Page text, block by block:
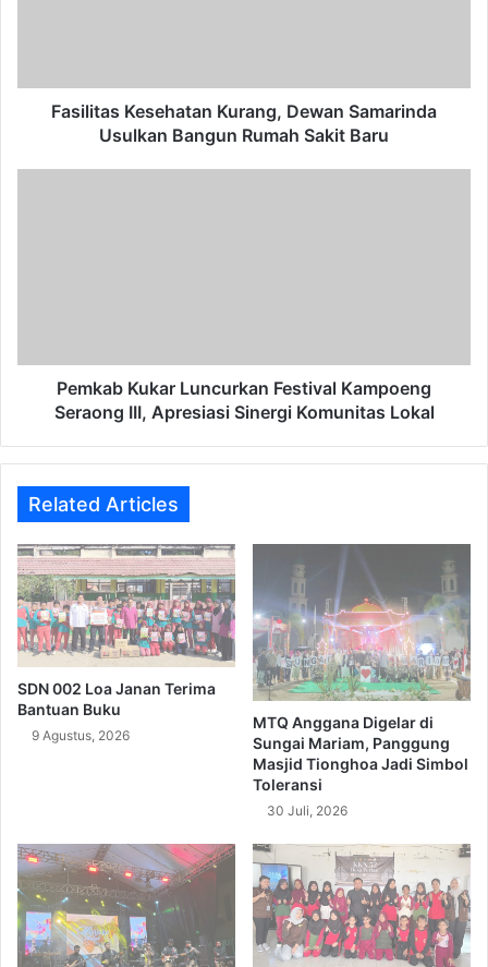
Sakit
Fasilitas Kesehatan Kurang, Dewan Samarinda
Usulkan Bangun Rumah Sakit Baru
Sinergi
KomunitasPemkab Kukar Luncurkan Festival Kampoeng
Seraong III, Apresiasi Sinergi Komunitas Lokal
Related Articles
SDN 002 Loa Janan Terima
Bantuan Buku
9 Agustus, 2026
MTQ Anggana Digelar di
Sungai Mariam, Panggung
Masjid Tionghoa Jadi Simbol
Toleransi
30 Juli, 2026